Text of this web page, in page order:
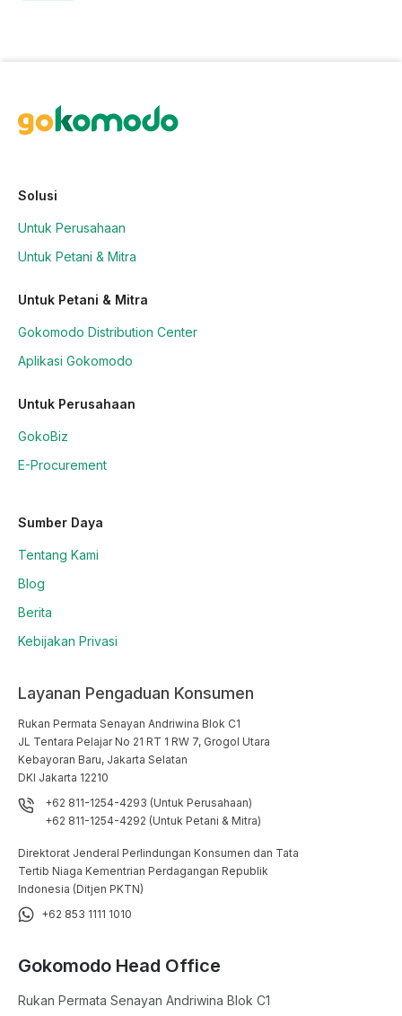
Solusi
Untuk Perusahaan
Untuk Petani & Mitra
Untuk Petani & Mitra
Gokomodo Distribution Center
Aplikasi Gokomodo
Untuk Perusahaan
GokoBiz
E-Procurement
Sumber Daya
Tentang Kami
Blog
Berita
Kebijakan Privasi
Layanan Pengaduan Konsumen
Rukan Permata Senayan Andriwina Blok C1
JL Tentara Pelajar No 21 RT 1 RW 7, Grogol Utara
Kebayoran Baru, Jakarta Selatan
DKI Jakarta 12210
+62 811-1254-4293 (Untuk Perusahaan)
+62 811-1254-4292 (Untuk Petani & Mitra)
Direktorat Jenderal Perlindungan Konsumen dan Tata
Tertib Niaga Kementrian Perdagangan Republik
Indonesia (Ditjen PKTN)
+62 853 1111 1010
Gokomodo Head Office
Rukan Permata Senayan Andriwina Blok C1